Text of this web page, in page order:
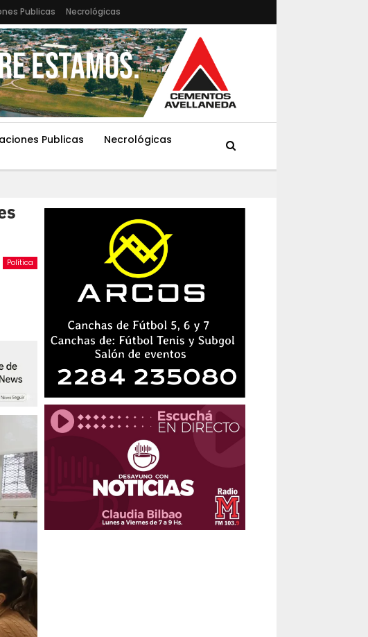
Publicas Necrológicas
Publicas Necrológicas
Política